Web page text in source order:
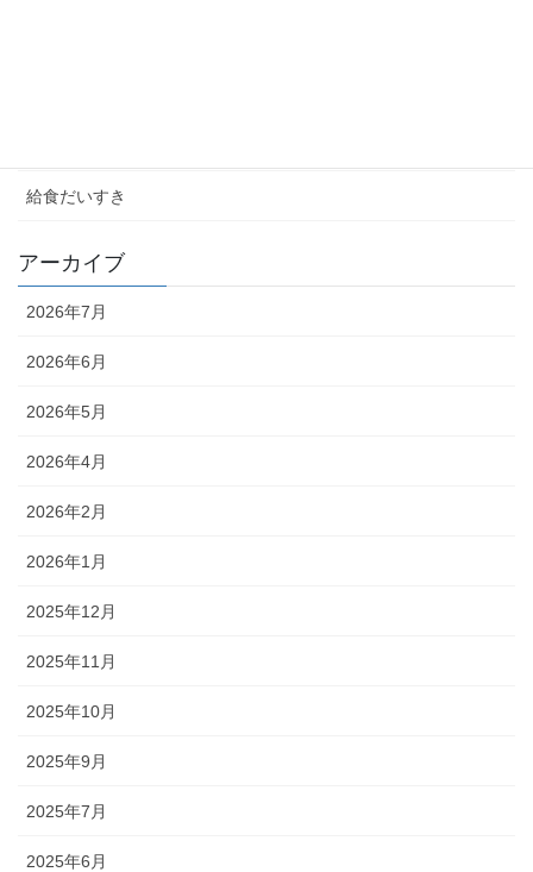
給食だいすき
アーカイブ
2026年7月
2026年6月
2026年5月
2026年4月
2026年2月
2026年1月
2025年12月
2025年11月
2025年10月
2025年9月
2025年7月
2025年6月